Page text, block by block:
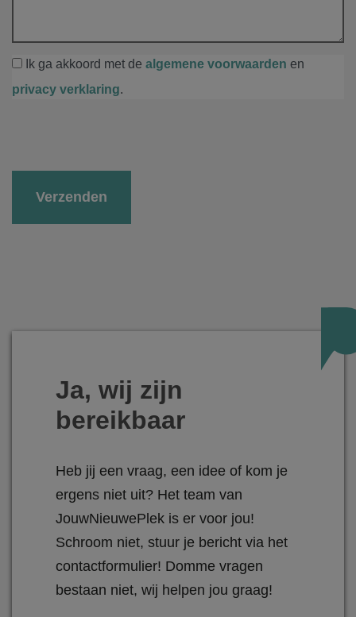
Ik ga akkoord met de algemene voorwaarden en
privacy verklaring.
Ja, wij zijn
bereikbaar
Heb jij een vraag, een idee of kom je
ergens niet uit? Het team van
JouwNieuwePlek is er voor jou!
Schroom niet, stuur je bericht via het
contactformulier! Domme vragen
bestaan niet, wij helpen jou graag!